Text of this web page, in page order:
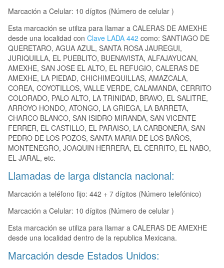
Marcación a Celular: 10 dígitos (Número de celular )
Esta marcación se utiliza para llamar a CALERAS DE AMEXHE
desde una localidad con Clave LADA 442 como: SANTIAGO DE
QUERETARO, AGUA AZUL, SANTA ROSA JAUREGUI,
JURIQUILLA, EL PUEBLITO, BUENAVISTA, ALFAJAYUCAN,
AMEXHE, SAN JOSE EL ALTO, EL REFUGIO, CALERAS DE
AMEXHE, LA PIEDAD, CHICHIMEQUILLAS, AMAZCALA,
COREA, COYOTILLOS, VALLE VERDE, CALAMANDA, CERRITO
COLORADO, PALO ALTO, LA TRINIDAD, BRAVO, EL SALITRE,
ARROYO HONDO, ATONGO, LA GRIEGA, LA BARRETA,
CHARCO BLANCO, SAN ISIDRO MIRANDA, SAN VICENTE
FERRER, EL CASTILLO, EL PARAISO, LA CARBONERA, SAN
PEDRO DE LOS POZOS, SANTA MARIA DE LOS BAÑOS,
MONTENEGRO, JOAQUIN HERRERA, EL CERRITO, EL NABO,
EL JARAL, etc.
Llamadas de larga distancia nacional:
Marcación a teléfono fijo: 442 + 7 dígitos (Número telefónico)
Marcación a Celular: 10 dígitos (Número de celular )
Esta marcación se utiliza para llamar a CALERAS DE AMEXHE
desde una localidad dentro de la republica Mexicana.
Marcación desde Estados Unidos: